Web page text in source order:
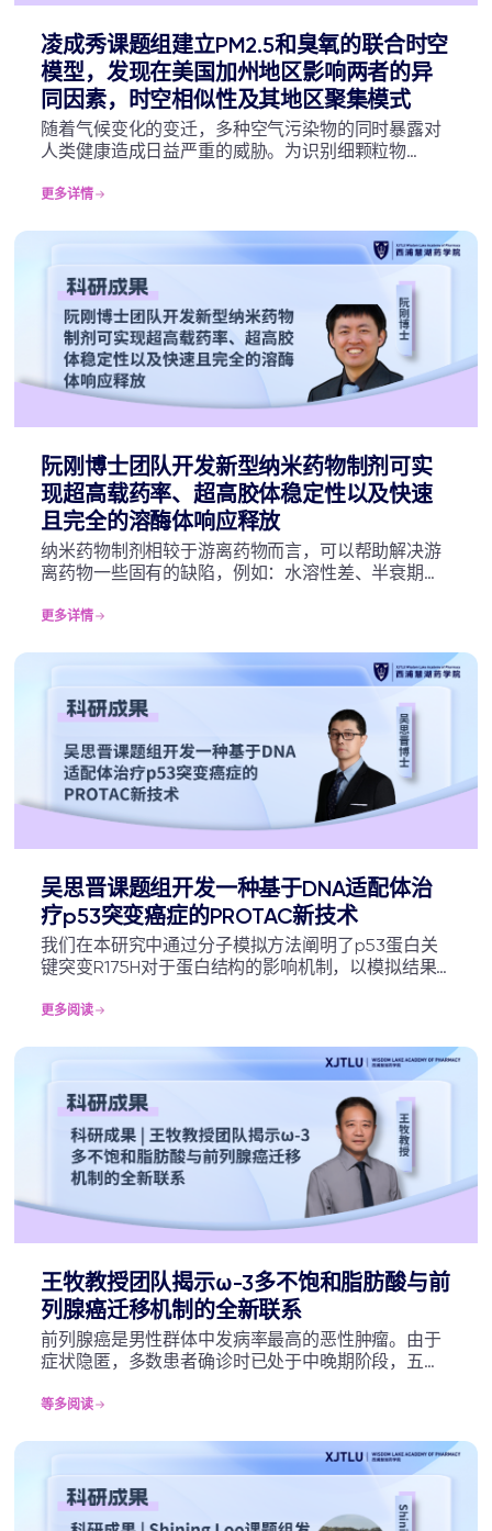
凌成秀课题组建立PM2.5和臭氧的联合时空
模型，发现在美国加州地区影响两者的异
同因素，时空相似性及其地区聚集模式
随着气候变化的变迁，多种空气污染物的同时暴露对
人类健康造成日益严重的威胁。为识别细颗粒物
性，西交利物浦大学慧湖药学院凌成秀课题组就此建
更多详情
阮刚博士团队开发新型纳米药物制剂可实
现超高载药率、超高胶体稳定性以及快速
且完全的溶酶体响应释放
纳米药物制剂相较于游离药物而言，可以帮助解决游
离药物一些固有的缺陷，例如：水溶性差、半衰期短
问题（低于10%），这就导致使用大量载体材料，可
更多详情
吴思晋课题组开发一种基于DNA适配体治
疗p53突变癌症的PROTAC新技术
我们在本研究中通过分子模拟方法阐明了p53蛋白关
键突变R175H对于蛋白结构的影响机制，以模拟结果
（post-SELEX）的方法，理性设计了p53的新型高性
更多阅读
王牧教授团队揭示ω-3多不饱和脂肪酸与前
列腺癌迁移机制的全新联系
前列腺癌是男性群体中发病率最高的恶性肿瘤。由于
症状隐匿，多数患者确诊时已处于中晚期阶段，五年
中晚期前列腺癌的高侵袭性和转移性特质，是癌症相
等多阅读